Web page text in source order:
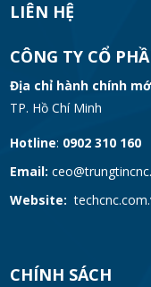
LIÊN HỆ
CÔNG TY CỔ
Địa chỉ hành chính
TP. Hồ Chí Minh
Hotline: 0902 310 160
Email:
Website:
CHÍNH SÁCH